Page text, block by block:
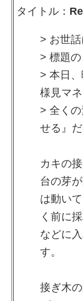
タイトル：
> お世話
> 標題の
> 本日
様見マ
> 全く
せる』
カキの
台の芽
は動い
く前に
などに
す。
接ぎ木